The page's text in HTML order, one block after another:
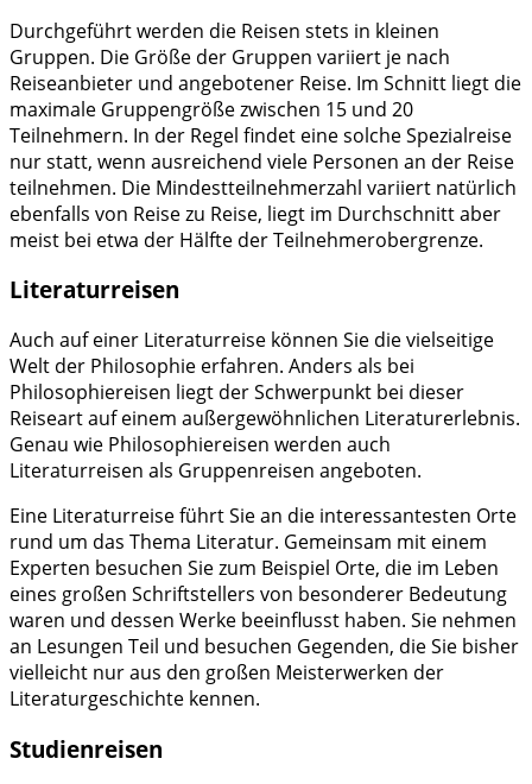
Durchgeführt werden die Reisen stets in kleinen
Gruppen. Die Größe der Gruppen variiert je nach
Reiseanbieter und angebotener Reise. Im Schnitt liegt die
maximale Gruppengröße zwischen 15 und 20
Teilnehmern. In der Regel findet eine solche Spezialreise
nur statt, wenn ausreichend viele Personen an der Reise
teilnehmen. Die Mindestteilnehmerzahl variiert natürlich
ebenfalls von Reise zu Reise, liegt im Durchschnitt aber
meist bei etwa der Hälfte der Teilnehmerobergrenze.
Literaturreisen
Auch auf einer Literaturreise können Sie die vielseitige
Welt der Philosophie erfahren. Anders als bei
Philosophiereisen liegt der Schwerpunkt bei dieser
Reiseart auf einem außergewöhnlichen Literaturerlebnis.
Genau wie Philosophiereisen werden auch
Literaturreisen als Gruppenreisen angeboten.
Eine Literaturreise führt Sie an die interessantesten Orte
rund um das Thema Literatur. Gemeinsam mit einem
Experten besuchen Sie zum Beispiel Orte, die im Leben
eines großen Schriftstellers von besonderer Bedeutung
waren und dessen Werke beeinflusst haben. Sie nehmen
an Lesungen Teil und besuchen Gegenden, die Sie bisher
vielleicht nur aus den großen Meisterwerken der
Literaturgeschichte kennen.
Studienreisen